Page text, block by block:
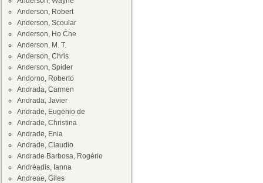
Anderson, Robert
Anderson, Scoular
Anderson, Ho Che
Anderson, M. T.
Anderson, Chris
Anderson, Spider
Andorno, Roberto
Andrada, Carmen
Andrada, Javier
Andrade, Eugenio de
Andrade, Christina
Andrade, Enia
Andrade, Claudio
Andrade Barbosa, Rogério
Andréadis, Ianna
Andreae, Giles